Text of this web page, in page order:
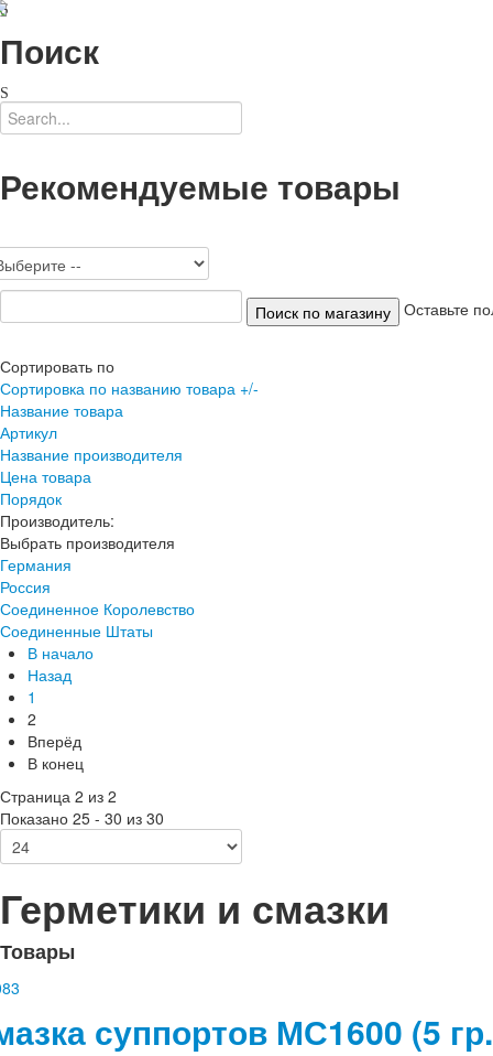
Поиск
Рекомендуемые товары
Оставьте
Сортировать по
Сортировка по названию товара +/-
Название товара
Артикул
Название производителя
Цена товара
Порядок
Производитель:
Выбрать производителя
Германия
Россия
Соединенное Королевство
Соединенные Штаты
В начало
Назад
1
2
Вперёд
В конец
Страница 2 из 2
Показано 25 - 30 из 30
Герметики и смазки
Товары
суппортов МС1600 (5